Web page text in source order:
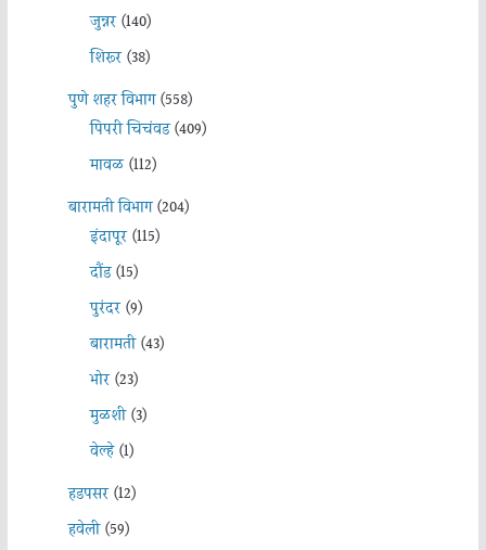
जुन्नर(140)
शिरूर(38)
पुणे शहर विभाग(558)
पिंपरी चिचंवड(409)
मावळ(112)
बारामती विभाग(204)
इंदापूर(115)
दौंड(15)
पुरंदर(9)
बारामती(43)
भोर(23)
मुळशी(3)
वेल्हे(1)
हडपसर(12)
हवेली(59)